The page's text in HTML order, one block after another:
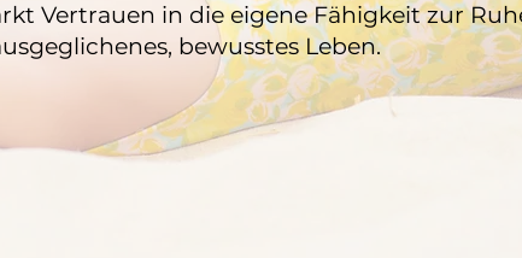
Vertrauen in die eigene Fähigkeit zur
bewusstes Leben.